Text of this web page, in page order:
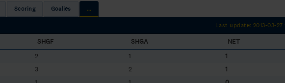
Scoring Goalies ...
Last update: 2013-03-27
SHGF SHGA
NET
2 1
1
3 2
1